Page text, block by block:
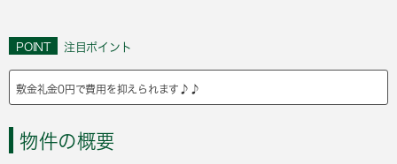
POINT 注目ポイント
敷金礼金0円で費用を抑えられます♪♪
物件の概要